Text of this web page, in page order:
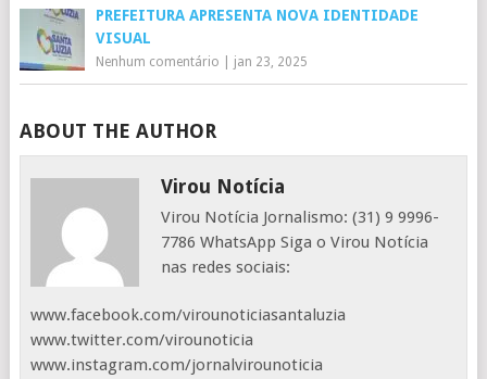
PREFEITURA APRESENTA NOVA IDENTIDADE
VISUAL
Nenhum comentário jan 23, 2025
ABOUT THE AUTHOR
Virou Notícia
Virou Notícia Jornalismo: (31) 9 9996-
7786 WhatsApp Siga o Virou Notícia
nas redes sociais:
www.facebook.com/virounoticiasantaluzia
www.twitter.com/virounoticia
www.instagram.com/jornalvirounoticia